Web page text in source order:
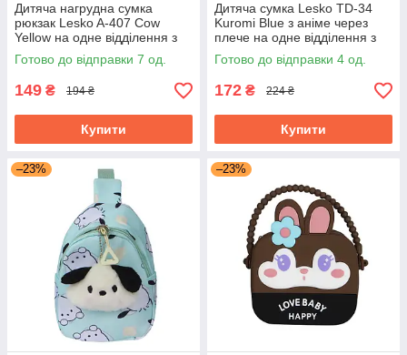
Дитяча нагрудна сумка
рюкзак Lesko A-407 Cow
Yellow на одне відділення з
ремінцем
Готово до відправки 7 од.
149 ₴ 194 ₴
Купити
Дитяча сумка Lesko TD-34
Kuromi Blue з аніме через
плече на одне відділення з
ремінцем
Готово до відправки 4 од.
172 ₴ 224 ₴
Купити
–23% –23%